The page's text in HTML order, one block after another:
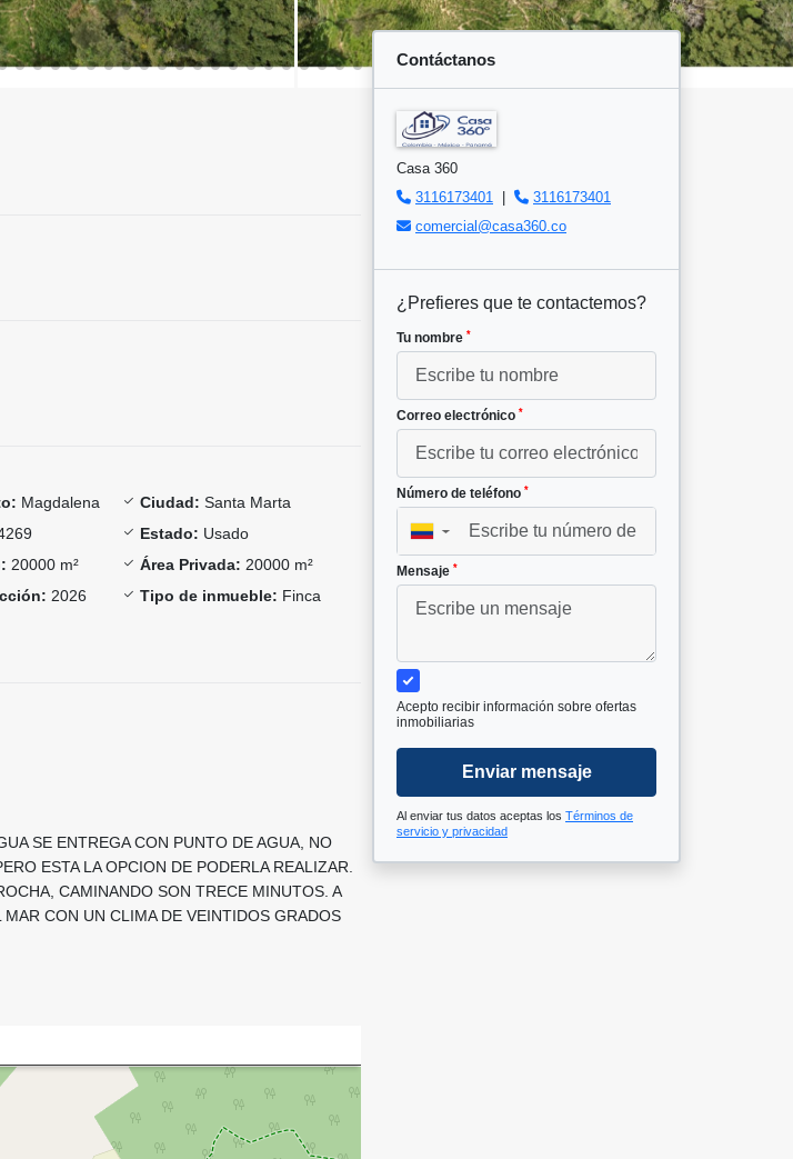
Magdalena Ciudad: Santa Marta
Estado: Usado
20000 m² Área Privada: 20000 m²
2026 Tipo de inmueble: Finca
SE ENTREGA CON PUNTO DE AGUA, NO
ESTA LA OPCION DE PODERLA REALIZAR.
CAMINANDO SON TRECE MINUTOS. A
MAR CON UN CLIMA DE VEINTIDOS GRADOS
Contáctanos
Casa 360
3116173401
3116173401
comercial@casa360.co
¿Prefieres que te contactemos?
Tu nombre *
Correo electrónico *
Número de teléfono *
▼
Mensaje *
Acepto recibir información sobre ofertas
inmobiliarias
Enviar mensaje
Al enviar tus datos aceptas los Términos de
servicio y privacidad